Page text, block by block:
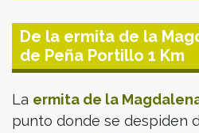
De la ermita de la
de Peña Portillo 1 Km
La ermita de la
punto donde se despiden